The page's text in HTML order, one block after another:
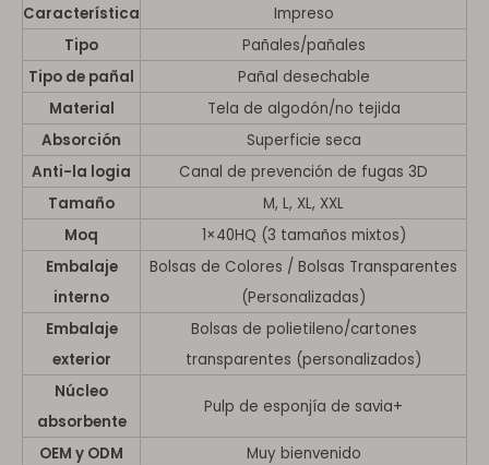
Característica
Impreso
Tipo
Pañales/pañales
Tipo de pañal
Pañal desechable
Material
Tela de algodón/no tejida
Absorción
Superficie seca
Anti-la logia
Canal de prevención de fugas 3D
Tamaño
M, L, XL, XXL
Moq
1×40HQ (3 tamaños mixtos)
Embalaje
interno
Bolsas de Colores / Bolsas Transparentes
(Personalizadas)
Embalaje
exterior
Bolsas de polietileno/cartones
transparentes (personalizados)
Núcleo
absorbente
Pulp de esponjía de savia+
OEM y ODM
Muy bienvenido